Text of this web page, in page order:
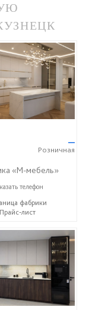
—
Розничная
«М-мебель»
349-19-19
телефон
фабрики
Прайс-лист